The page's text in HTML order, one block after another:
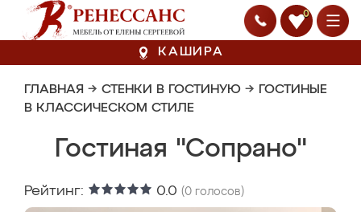
0
КАШИРА
ГЛАВНАЯ → СТЕНКИ В ГОСТИНУЮ → ГОСТИНЫЕ
В КЛАССИЧЕСКОМ СТИЛЕ
Гостиная "Сопрано"
Рейтинг: 0.0 (0 голосов)